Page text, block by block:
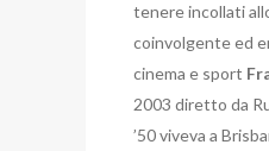
tenere incollati
coinvolgente ed
cinema e sport
2003 diretto da
’50 viveva a